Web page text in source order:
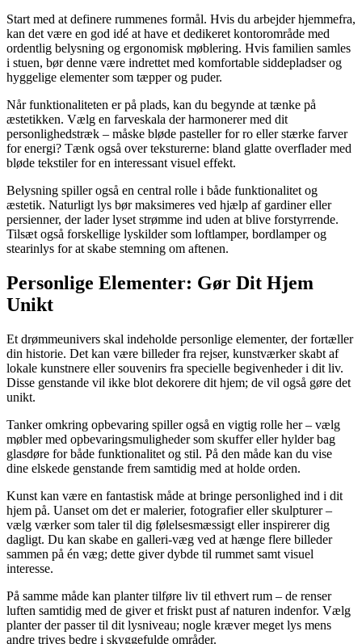
Start med at definere rummenes formål. Hvis du arbejder hjemmefra,
kan det være en god idé at have et dedikeret kontorområde med
ordentlig belysning og ergonomisk møblering. Hvis familien samles
i stuen, bør denne være indrettet med komfortable siddepladser og
hyggelige elementer som tæpper og puder.
Når funktionaliteten er på plads, kan du begynde at tænke på
æstetikken. Vælg en farveskala der harmonerer med dit
personlighedstræk – måske bløde pasteller for ro eller stærke farver
for energi? Tænk også over teksturerne: bland glatte overflader med
bløde tekstiler for en interessant visuel effekt.
Belysning spiller også en central rolle i både funktionalitet og
æstetik. Naturligt lys bør maksimeres ved hjælp af gardiner eller
persienner, der lader lyset strømme ind uden at blive forstyrrende.
Tilsæt også forskellige lyskilder som loftlamper, bordlamper og
stearinlys for at skabe stemning om aftenen.
Personlige Elementer: Gør Dit Hjem
Unikt
Et drømmeunivers skal indeholde personlige elementer, der fortæller
din historie. Det kan være billeder fra rejser, kunstværker skabt af
lokale kunstnere eller souvenirs fra specielle begivenheder i dit liv.
Disse genstande vil ikke blot dekorere dit hjem; de vil også gøre det
unikt.
Tanker omkring opbevaring spiller også en vigtig rolle her – vælg
møbler med opbevaringsmuligheder som skuffer eller hylder bag
glasdøre for både funktionalitet og stil. På den måde kan du vise
dine elskede genstande frem samtidig med at holde orden.
Kunst kan være en fantastisk måde at bringe personlighed ind i dit
hjem på. Uanset om det er malerier, fotografier eller skulpturer –
vælg værker som taler til dig følelsesmæssigt eller inspirerer dig
dagligt. Du kan skabe en galleri-væg ved at hænge flere billeder
sammen på én væg; dette giver dybde til rummet samt visuel
interesse.
På samme måde kan planter tilføre liv til ethvert rum – de renser
luften samtidig med de giver et friskt pust af naturen indenfor. Vælg
planter der passer til dit lysniveau; nogle kræver meget lys mens
andre trives bedre i skyggefulde områder.